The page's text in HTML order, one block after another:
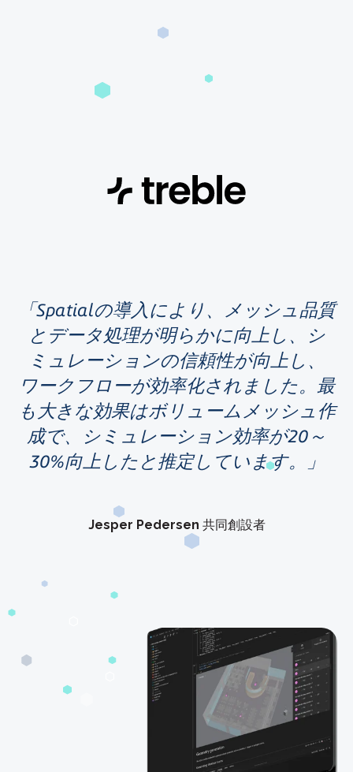
Spatialの導入により、メッシュ品質
とデータ処理が明らかに向上し、シ
ミュレーションの信頼性が向上し、
ワークフローが効率化されました。最
も大きな効果はボリュームメッシュ作
成で、シミュレーション効率が20～
30%向上したと推定しています。
Jesper Pedersen 共同創設者